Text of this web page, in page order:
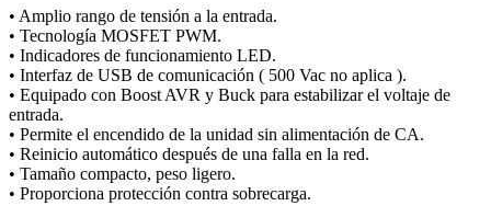
• Amplio rango de tensión a la entrada.
• Tecnología MOSFET PWM.
• Indicadores de funcionamiento LED.
• Interfaz de USB de comunicación ( 500 Vac no aplica ).
• Equipado con Boost AVR y Buck para estabilizar el voltaje de
entrada.
• Permite el encendido de la unidad sin alimentación de CA.
• Reinicio automático después de una falla en la red.
• Tamaño compacto, peso ligero.
• Proporciona protección contra sobrecarga.